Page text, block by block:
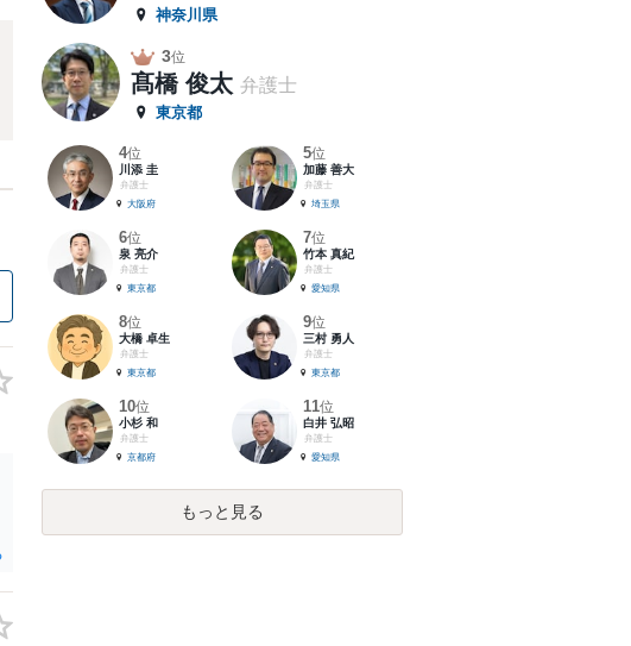
神奈川県
3位
髙橋 俊太 弁護士
東京都
4位
川添 圭
弁護士
大阪府
5位
加藤 善大
弁護士
埼玉県
6位
泉 亮介
弁護士
東京都
7位
竹本 真紀
弁護士
愛知県
8位
大橋 卓生
弁護士
東京都
9位
三村 勇人
弁護士
東京都
10位
小杉 和
弁護士
京都府
11位
白井 弘昭
弁護士
愛知県
もっと見る